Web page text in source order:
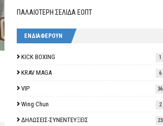
ΠΑΛΑΙΟΤΕΡΗ ΣΕΛΙΔΑ ΕΟΠΤ
ΕΝΔΙΑΦΕΡΟΥΝ
KICK BOXING 1
KRAV MAGA 6
VIP 36
Wing Chun 2
ΔΗΛΩΣΕΙΣ-ΣΥΝΕΝΤΕΥΞΕΙΣ 23